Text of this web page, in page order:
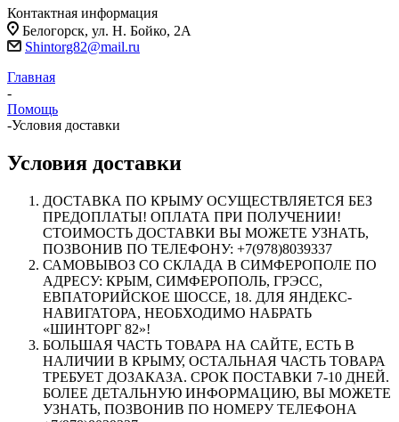
Контактная информация
Белогорск, ул. Н. Бойко, 2А
Shintorg82@mail.ru
Главная
-
Помощь
-Условия доставки
Условия доставки
ДОСТАВКА ПО КРЫМУ ОСУЩЕСТВЛЯЕТСЯ БЕЗ
ПРЕДОПЛАТЫ! ОПЛАТА ПРИ ПОЛУЧЕНИИ!
СТОИМОСТЬ ДОСТАВКИ ВЫ МОЖЕТЕ УЗНАТЬ,
ПОЗВОНИВ ПО ТЕЛЕФОНУ: +7(978)8039337
САМОВЫВОЗ СО СКЛАДА В СИМФЕРОПОЛЕ ПО
АДРЕСУ: КРЫМ, СИМФЕРОПОЛЬ, ГРЭСС,
ЕВПАТОРИЙСКОЕ ШОССЕ, 18. ДЛЯ ЯНДЕКС-
НАВИГАТОРА, НЕОБХОДИМО НАБРАТЬ
«ШИНТОРГ 82»!
БОЛЬШАЯ ЧАСТЬ ТОВАРА НА САЙТЕ, ЕСТЬ В
НАЛИЧИИ В КРЫМУ, ОСТАЛЬНАЯ ЧАСТЬ ТОВАРА
ТРЕБУЕТ ДОЗАКАЗА. СРОК ПОСТАВКИ 7-10 ДНЕЙ.
БОЛЕЕ ДЕТАЛЬНУЮ ИНФОРМАЦИЮ, ВЫ МОЖЕТЕ
УЗНАТЬ, ПОЗВОНИВ ПО НОМЕРУ ТЕЛЕФОНА